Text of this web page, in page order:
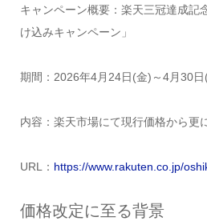
キャンペーン概要：楽天三冠達成記
け込みキャンペーン」
期間：2026年4月24日(金)～4月30日
内容：楽天市場にて現行価格から更
URL： https://www.rakuten.co.jp/
価格改定に至る背景